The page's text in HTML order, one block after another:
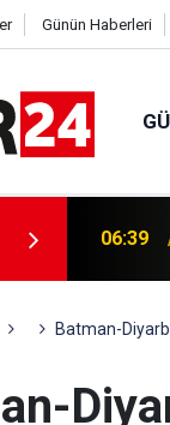
Günün Haberleri
06:19
Batman-